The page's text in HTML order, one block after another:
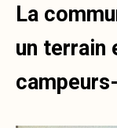
La
un terrain